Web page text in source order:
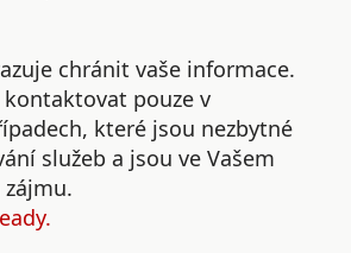
chránit vaše informace.
kontaktovat pouze v
které jsou nezbytné
služeb a jsou ve Vašem